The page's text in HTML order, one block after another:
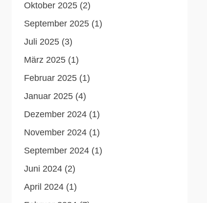
Oktober 2025(2)
September 2025(1)
Juli 2025(3)
März 2025(1)
Februar 2025(1)
Januar 2025(4)
Dezember 2024(1)
November 2024(1)
September 2024(1)
Juni 2024(2)
April 2024(1)